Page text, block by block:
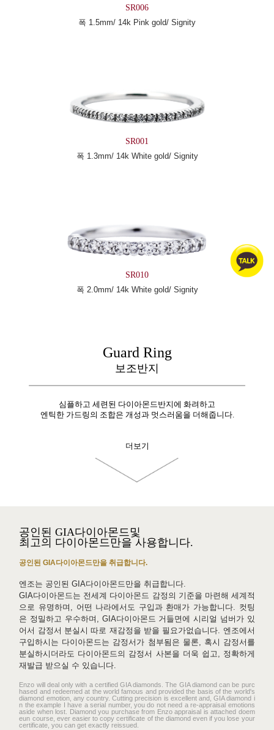
SR006
폭 1.5mm/ 14k Pink gold/ Signity
SR001
폭 1.3mm/ 14k White gold/ Signity
SR010
폭 2.0mm/ 14k White gold/ Signity
Guard Ring
보조반지
심플하고 세련된 다이아몬드반지에 화려하고
엔틱한 가드링의 조합은 개성과 멋스러움을 더해줍니다.
더보기
공인된 GIA다이아몬드및
최고의 다이아몬드만을 사용합니다.
공인된 GIA다이아몬드만을 취급합니다.
엔조는 공인된 GIA다이아몬드만을 취급합니다.
GIA다이아몬드는 전세계 다이아몬드 감정의 기준을 마련해 세계적
으로 유명하며, 어떤 나라에서도 구입과 환매가 가능합니다. 컷팅
은 정밀하고 우수하며, GIA다이아몬드 거들면에 시리얼 넘버가 있
어서 감정서 분실시 따로 재감정을 받을 필요가없습니다. 엔조에서
구입하시는 다이아몬드는 감정서가 첨부됨은 물론, 혹시 감정서를
분실하시더라도 다이아몬드의 감정서 사본을 더욱 쉽고, 정확하게
재발급 받으실 수 있습니다.
Enzo will deal only with a certified GIA diamonds. The GIA diamond can be purc
hased and redeemed at the world famous and provided the basis of the world's
diamond emotion, any country. Cutting precision is excellent and, GIA diamond i
n the example I have a serial number, you do not need a re-appraisal emotions
aside when lost. Diamond you purchase from Enzo appraisal is attached doem
eun course, ever easier to copy certificate of the diamond even if you lose your
certificate, you can get exactly reissued.